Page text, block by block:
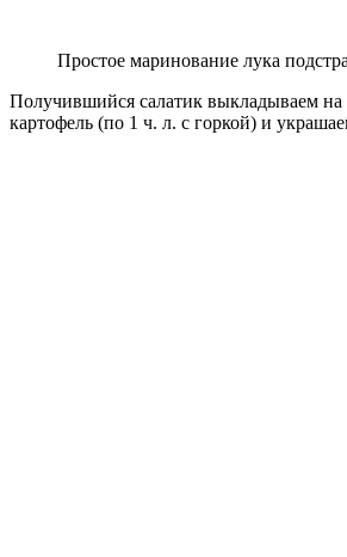
Простое маринование лука
Получившийся салатик выкладываем на
картофель (по 1 ч. л. с горкой) и